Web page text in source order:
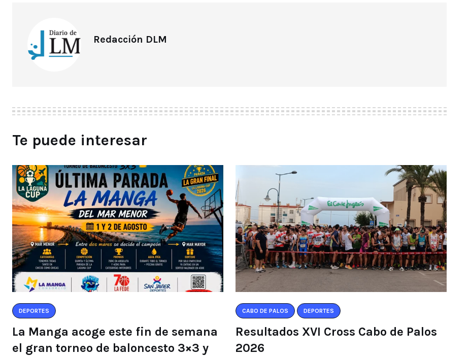
Redacción DLM
Te puede interesar
DEPORTES
La Manga acoge este fin de semana
el gran torneo de baloncesto 3×3 y
CABO DE PALOS DEPORTES
Resultados XVI Cross Cabo de Palos
2026